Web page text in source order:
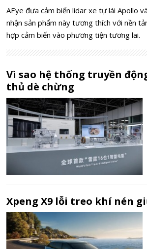
AEye đưa cảm biến lidar xe tự lái Apollo
nhận sản phẩm này tương thích với nền
hợp cảm biến vào phương tiện tương lai.
Vì sao hệ thống truyền
thủ dè chừng
Xpeng X9 lỗi treo khí nén